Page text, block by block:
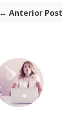
← Anterior Post